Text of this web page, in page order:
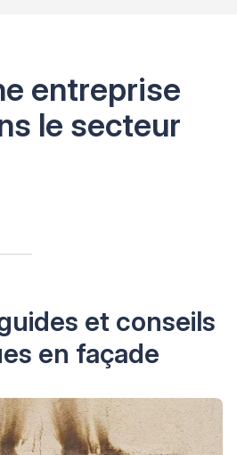
entreprise
le secteur
et conseils
en façade